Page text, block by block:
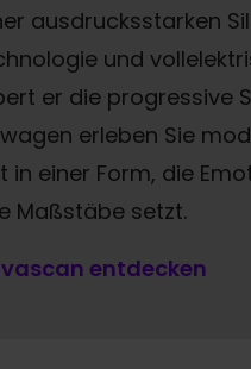
ausdrucksstarken
und
er die progressive
erleben Sie
in einer Form, die
Maßstäbe setzt.
entdecken